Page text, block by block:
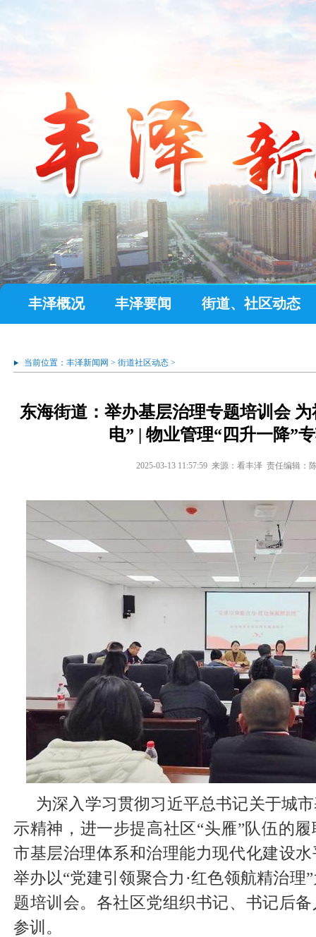
丰泽概况 丰泽要闻 街道、社区动态
当前位置： 丰泽新闻网 > 街道社区动态 >
东海街道：举办基层治理专题培训会
电” | 物业管理“四升一降”
2025-03-13 11:57:59 来源：看丰泽 责任编辑：
为深入学习贯彻习近平总书记关于城
示精神，进一步提高社区“头雁”队伍的
市基层治理体系和治理能力现代化建设
举办以“党建引领聚合力·红色领航精治理
题培训会。各社区党组织书记、书记后
参训。